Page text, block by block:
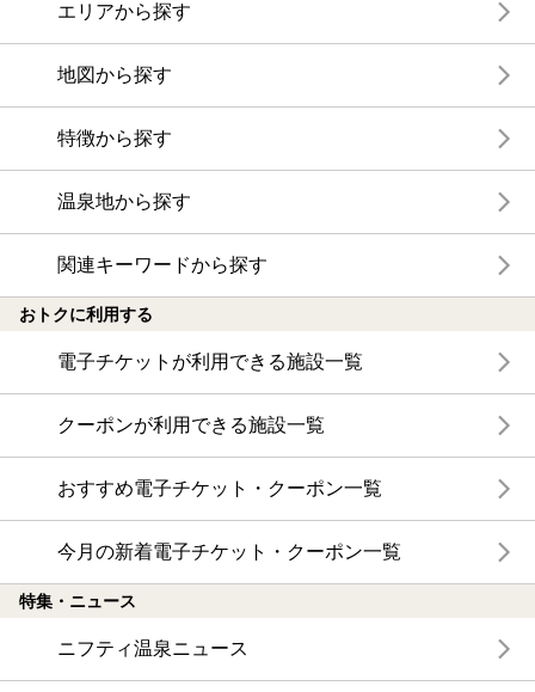
エリアから探す
地図から探す
特徴から探す
温泉地から探す
関連キーワードから探す
おトクに利用する
電子チケットが利用できる施設一覧
クーポンが利用できる施設一覧
おすすめ電子チケット・クーポン一覧
今月の新着電子チケット・クーポン一覧
特集・ニュース
ニフティ温泉ニュース